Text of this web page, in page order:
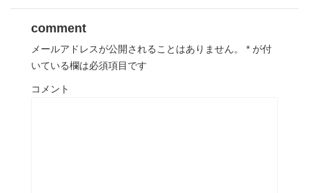
comment
メールアドレスが公開されることはありません。 * が付
いている欄は必須項目です
コメント